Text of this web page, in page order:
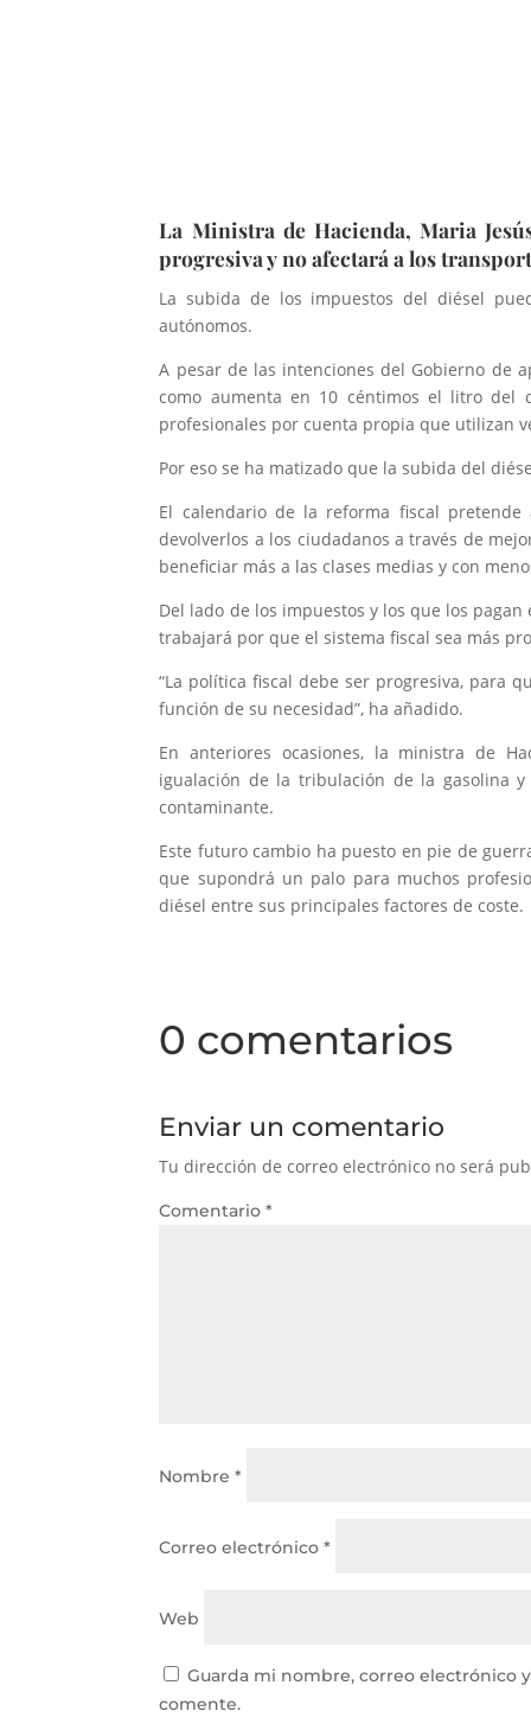
La Ministra de Hacienda, Maria
progresiva y no afectará a los
La subida de los impuestos del diésel
autónomos.
A pesar de las intenciones del Gobierno de
como aumenta en 10 céntimos el litro del
profesionales por cuenta propia que utilizan
Por eso se ha matizado que la subida del
El calendario de la reforma fiscal
devolverlos a los ciudadanos a través de
beneficiar más a las clases medias y con
Del lado de los impuestos y los que los
trabajará por que el sistema fiscal sea más
“La política fiscal debe ser progresiva, para
función de su necesidad”, ha añadido.
En anteriores ocasiones, la ministra de
igualación de la tribulación de la gasolina
contaminante.
Este futuro cambio ha puesto en pie de
que supondrá un palo para muchos
diésel entre sus principales factores de coste.
0 comentarios
Enviar un comentario
Tu dirección de correo electrónico no será
Comentario*
Nombre*
Correo electrónico*
Web
Guarda mi nombre, correo electrónico
comente.